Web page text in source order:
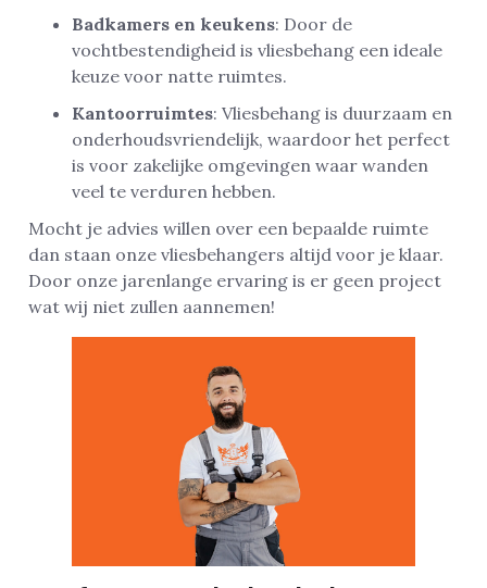
Badkamers en keukens: Door de
vochtbestendigheid is vliesbehang een ideale
keuze voor natte ruimtes.
Kantoorruimtes: Vliesbehang is duurzaam en
onderhoudsvriendelijk, waardoor het perfect
is voor zakelijke omgevingen waar wanden
veel te verduren hebben.
Mocht je advies willen over een bepaalde ruimte
dan staan onze vliesbehangers altijd voor je klaar.
Door onze jarenlange ervaring is er geen project
wat wij niet zullen aannemen!